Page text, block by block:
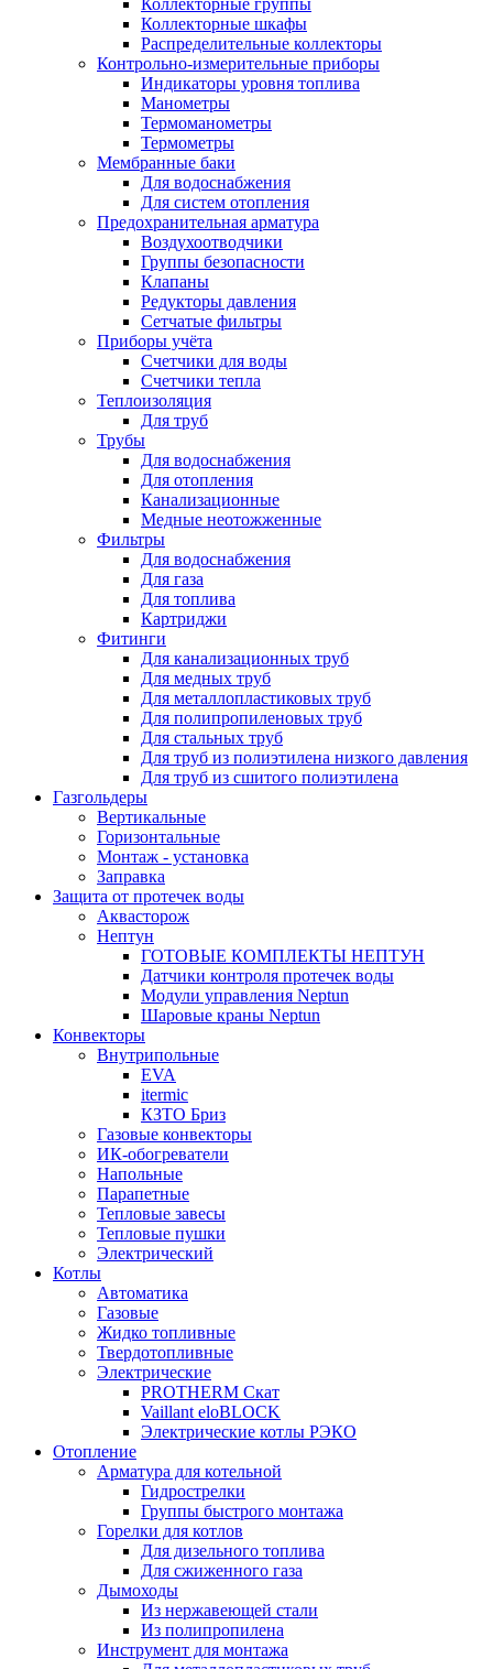
Коллекторные группы
Коллекторные шкафы
Распределительные коллекторы
Контрольно-измерительные приборы
Индикаторы уровня топлива
Манометры
Термоманометры
Термометры
Мембранные баки
Для водоснабжения
Для систем отопления
Предохранительная арматура
Воздухоотводчики
Группы безопасности
Клапаны
Редукторы давления
Сетчатые фильтры
Приборы учёта
Счетчики для воды
Счетчики тепла
Теплоизоляция
Для труб
Трубы
Для водоснабжения
Для отопления
Канализационные
Медные неотожженные
Фильтры
Для водоснабжения
Для газа
Для топлива
Картриджи
Фитинги
Для канализационных труб
Для медных труб
Для металлопластиковых труб
Для полипропиленовых труб
Для стальных труб
Для труб из полиэтилена низкого давления
Для труб из сшитого полиэтилена
Газгольдеры
Вертикальные
Горизонтальные
Монтаж - установка
Заправка
Защита от протечек воды
Аквасторож
Нептун
ГОТОВЫЕ КОМПЛЕКТЫ НЕПТУН
Датчики контроля протечек воды
Модули управления Neptun
Шаровые краны Neptun
Конвекторы
Внутрипольные
EVA
itermic
КЗТО Бриз
Газовые конвекторы
ИК-обогреватели
Напольные
Парапетные
Тепловые завесы
Тепловые пушки
Электрический
Котлы
Автоматика
Газовые
Жидко топливные
Твердотопливные
Электрические
PROTHERM Скат
Vaillant eloBLOCK
Электрические котлы РЭКО
Отопление
Арматура для котельной
Гидрострелки
Группы быстрого монтажа
Горелки для котлов
Для дизельного топлива
Для сжиженного газа
Дымоходы
Из нержавеющей стали
Из полипропилена
Инструмент для монтажа